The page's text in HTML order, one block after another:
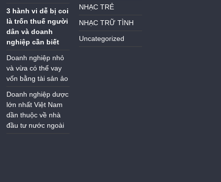
3 hành vi dễ bị coi
là trốn thuế người
dân và doanh
nghiệp cần biết
Doanh nghiệp nhỏ
và vừa có thể vay
vốn bằng tài sản ảo
Doanh nghiệp dược
lớn nhất Việt Nam
dần thuộc về nhà
đầu tư nước ngoài
NHẠC TRẺ
NHẠC TRỮ TÌNH
Uncategorized